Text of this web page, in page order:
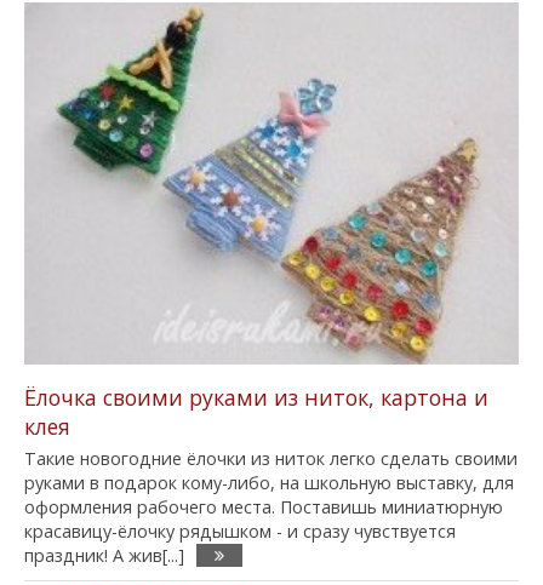
Ёлочка своими руками из ниток, картона и
клея
Такие новогодние ёлочки из ниток легко сделать своими
руками в подарок кому-либо, на школьную выставку, для
оформления рабочего места. Поставишь миниатюрную
красавицу-ёлочку рядышком - и сразу чувствуется
праздник! А жив[...]